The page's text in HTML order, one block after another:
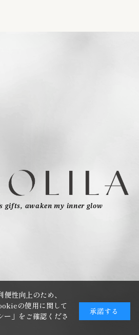
gifts, awaken my inner glow
性向上のため、
の使用に関して
」 をご確認くださ
承諾する